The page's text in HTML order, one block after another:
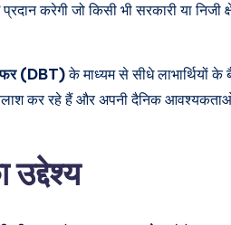
प्रदान करेगी जो किसी भी सरकारी या निजी
(DBT)के माध्यम से सीधे लाभार्थियों
कर रहे हैं और अपनी दैनिक